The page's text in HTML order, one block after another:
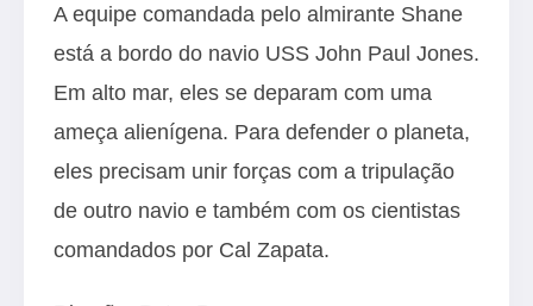
A equipe comandada pelo almirante Shane
está a bordo do navio USS John Paul Jones.
Em alto mar, eles se deparam com uma
ameça alienígena. Para defender o planeta,
eles precisam unir forças com a tripulação
de outro navio e também com os cientistas
comandados por Cal Zapata.